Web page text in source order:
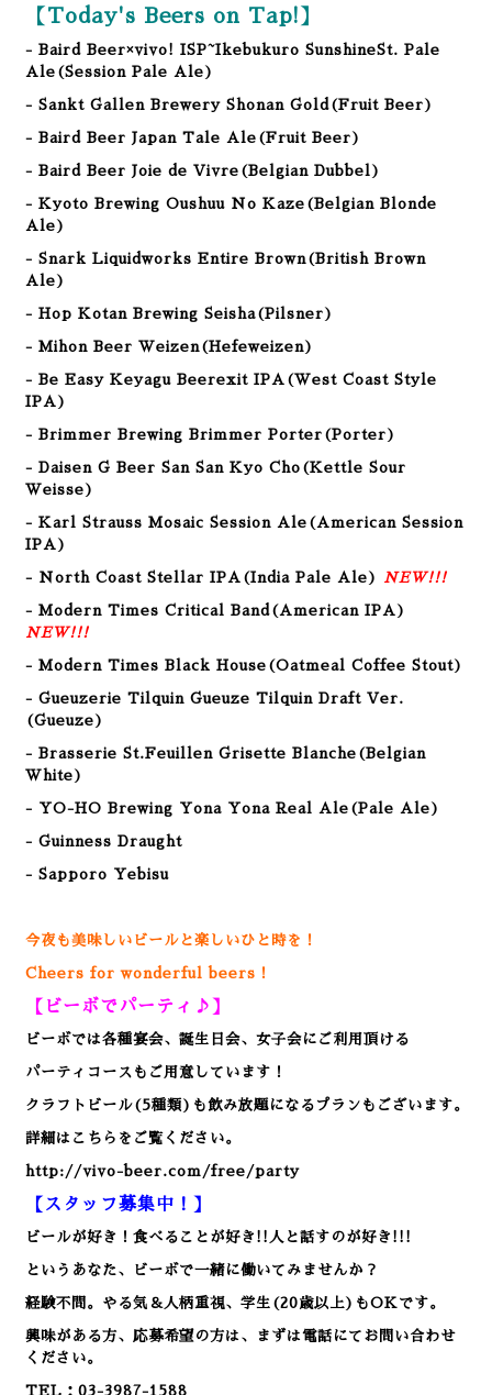
【Today's Beers on Tap!】
- Baird Beer×vivo! ISP~Ikebukuro SunshineSt. Pale
Ale(Session Pale Ale)
- Sankt Gallen Brewery Shonan Gold(Fruit Beer)
- Baird Beer Japan Tale Ale (Fruit Beer)
- Baird Beer Joie de Vivre(Belgian Dubbel)
- Kyoto Brewing Oushuu No Kaze(Belgian Blonde
Ale)
- Snark Liquidworks Entire Brown(British Brown
Ale)
- Hop Kotan Brewing Seisha(Pilsner)
- Mihon Beer Weizen(Hefeweizen)
- Be Easy Keyagu Beerexit IPA(West Coast Style
IPA)
- Brimmer Brewing Brimmer Porter(Porter)
- Daisen G Beer San San Kyo Cho (Kettle Sour
Weisse)
- Karl Strauss Mosaic Session Ale(American Session
IPA)
- North Coast Stellar IPA(India Pale Ale) NEW!!!
- Modern Times Critical Band(American IPA)
NEW!!!
- Modern Times Black House(Oatmeal Coffee Stout)
- Gueuzerie Tilquin Gueuze Tilquin Draft Ver.
(Gueuze)
- Brasserie St.Feuillen Grisette Blanche(Belgian
White)
- YO-HO Brewing Yona Yona Real Ale(Pale Ale)
- Guinness Draught
- Sapporo Yebisu
今夜も美味しいビールと楽しいひと時を！
Cheers for wonderful beers！
【ビーボでパーティ♪】
ビーボでは各種宴会、誕生日会、女子会にご利用頂ける
パーティコースもご用意しています！
クラフトビール(5種類)も飲み放題になるプランもございます。
詳細はこちらをご覧ください。
http://vivo-beer.com/free/party
【スタッフ募集中！】
ビールが好き！食べることが好き!!人と話すのが好き!!!
というあなた、ビーボで一緒に働いてみませんか？
経験不問。やる気＆人柄重視、学生(20歳以上)もOKです。
興味がある方、応募希望の方は、まずは電話にてお問い合わせ
ください。
TEL：03-3987-1588